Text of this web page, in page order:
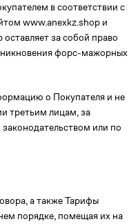
в соответствии с
www.anexkz.shop и
за собой право
форс-мажорных
о Покупателя и не
третьим лицам, за
или по
а также Тарифы
порядке, помещая их на